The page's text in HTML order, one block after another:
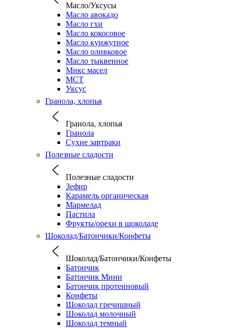
Масло/Уксусы
Масло авокадо
Масло гхи
Масло кокосовое
Масло кунжутное
Масло оливковое
Масло тыквенное
Микс масел
МСТ
Уксус
Гранола, хлопья
Гранола, хлопья
Гранола
Сухие завтраки
Полезные сладости
Полезные сладости
Зефир
Карамель органическая
Мармелад
Пастила
Фрукты/орехи в шоколаде
Шоколад/Батончики/Конфеты
Шоколад/Батончики/Конфеты
Батончик
Батончик Мини
Батончик протеиновый
Конфеты
Шоколад гречишный
Шоколад молочный
Шоколад темный